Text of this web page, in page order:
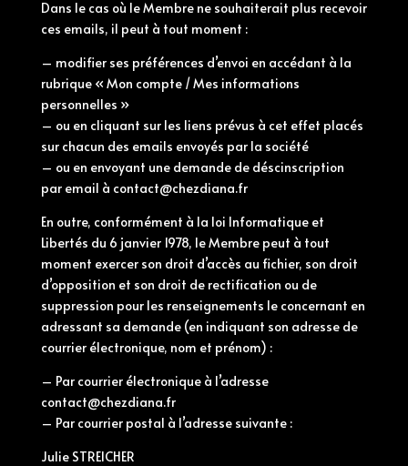
Dans le cas où le Membre ne souhaiterait plus recevoir
ces emails, il peut à tout moment :
– modifier ses préférences d’envoi en accédant à la
rubrique « Mon compte / Mes informations
personnelles »
– ou en cliquant sur les liens prévus à cet effet placés
sur chacun des emails envoyés par la société
– ou en envoyant une demande de déscinscription
par email à contact@chezdiana.fr
En outre, conformément à la loi Informatique et
Libertés du 6 janvier 1978, le Membre peut à tout
moment exercer son droit d’accès au fichier, son droit
d’opposition et son droit de rectification ou de
suppression pour les renseignements le concernant en
adressant sa demande (en indiquant son adresse de
courrier électronique, nom et prénom) :
– Par courrier électronique à l’adresse
contact@chezdiana.fr
– Par courrier postal à l’adresse suivante :
Julie STREICHER